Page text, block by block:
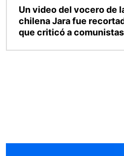
Un video del vocero de
chilena Jara fue
que criticó a comunistas